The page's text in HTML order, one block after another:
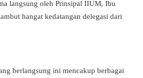
langsung oleh Prinsipal IIUM, Ibu
hangat kedatangan delegasi dari
berlangsung ini mencakup berbagai